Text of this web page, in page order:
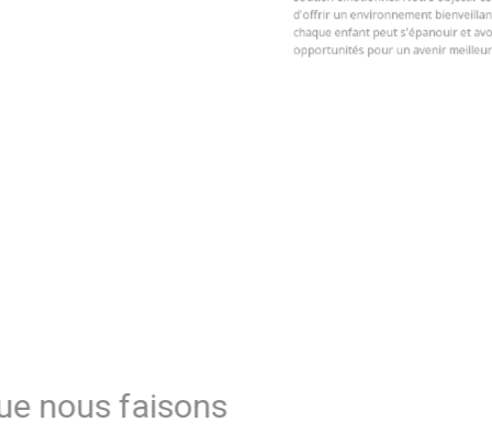
soutien émotionnel. Notre objectif est
d'offrir un environnement bienveillant où
Ce que nous faisons